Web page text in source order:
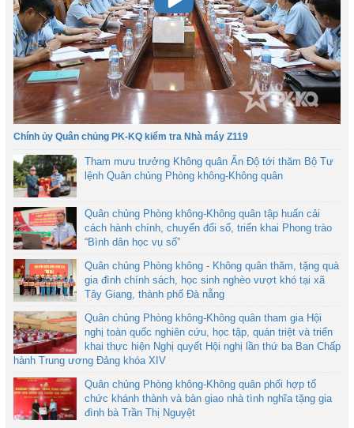
Chính ủy Quân chủng PK-KQ kiểm tra Nhà máy Z119
Tham mưu trưởng Không quân Ấn Độ tới thăm Bộ Tư
lệnh Quân chủng Phòng không-Không quân
Quân chủng Phòng không-Không quân tập huấn cải
cách hành chính, chuyển đổi số, triển khai Phong trào
“Bình dân học vụ số”
Quân chủng Phòng không - Không quân thăm, tặng quà
gia đình chính sách, học sinh nghèo vượt khó tại xã
Tây Giang, thành phố Đà nẵng
Quân chủng Phòng không-Không quân tham gia Hội
nghị toàn quốc nghiên cứu, học tập, quán triệt và triển
khai thực hiện Nghị quyết Hội nghị lần thứ ba Ban Chấp
hành Trung ương Đảng khóa XIV
Quân chủng Phòng không-Không quân phối hợp tổ
chức khánh thành và bàn giao nhà tình nghĩa tặng gia
đình bà Trần Thị Nguyệt